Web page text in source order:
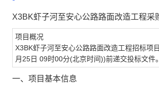
X3BK虾子河至安心公路路面改造工程采
项目概况
X3BK虾子河至安心公路路面改造工程招标项
月25日 09时00分(北京时间))前递交投标文件。
一、项目基本信息